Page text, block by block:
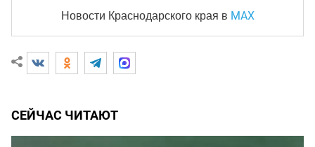
Новости Краснодарского края в MAX
СЕЙЧАС ЧИТАЮТ